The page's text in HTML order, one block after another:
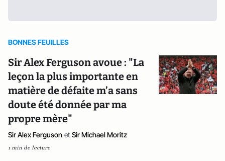
BONNES FEUILLES
Sir Alex Ferguson avoue : "La
leçon la plus importante en
matière de défaite m’a sans
doute été donnée par ma
propre mère"
Sir Alex Ferguson et Sir Michael Moritz
1 min de lecture